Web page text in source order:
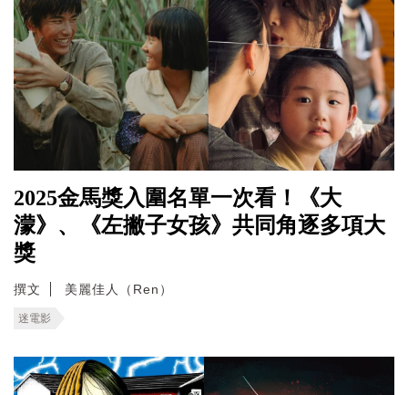
2025金馬獎入圍名單一次看！《大
濛》、《左撇子女孩》共同角逐多項大
獎
撰文 美麗佳人（Ren）
迷電影